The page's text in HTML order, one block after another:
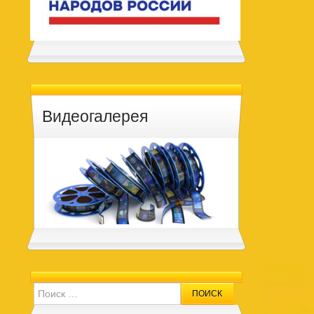
Видеогалерея
Search for: